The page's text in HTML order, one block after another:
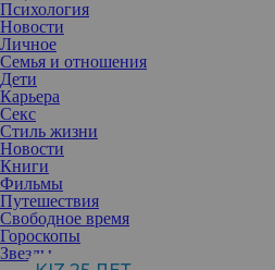
Психология
Новости
Личное
Семья и отношения
Дети
Карьера
Секс
Стиль жизни
Новости
Книги
Фильмы
Путешествия
Свободное время
Гороскопы
Звезды
Красивое исподнее способно
начала оно должно быть безопасным
Летом эта проблема становится
стороны, уже не хочется носить
появляется настроение для
(зачастую требующих
за теплой погоды усиливается
необходимо соблюдать с особой
Чтобы чувствовать и собственную